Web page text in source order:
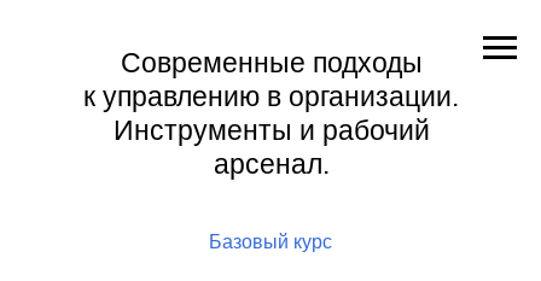
Современные подходы
к управлению в организации.
Инструменты и рабочий
арсенал.
Базовый курс